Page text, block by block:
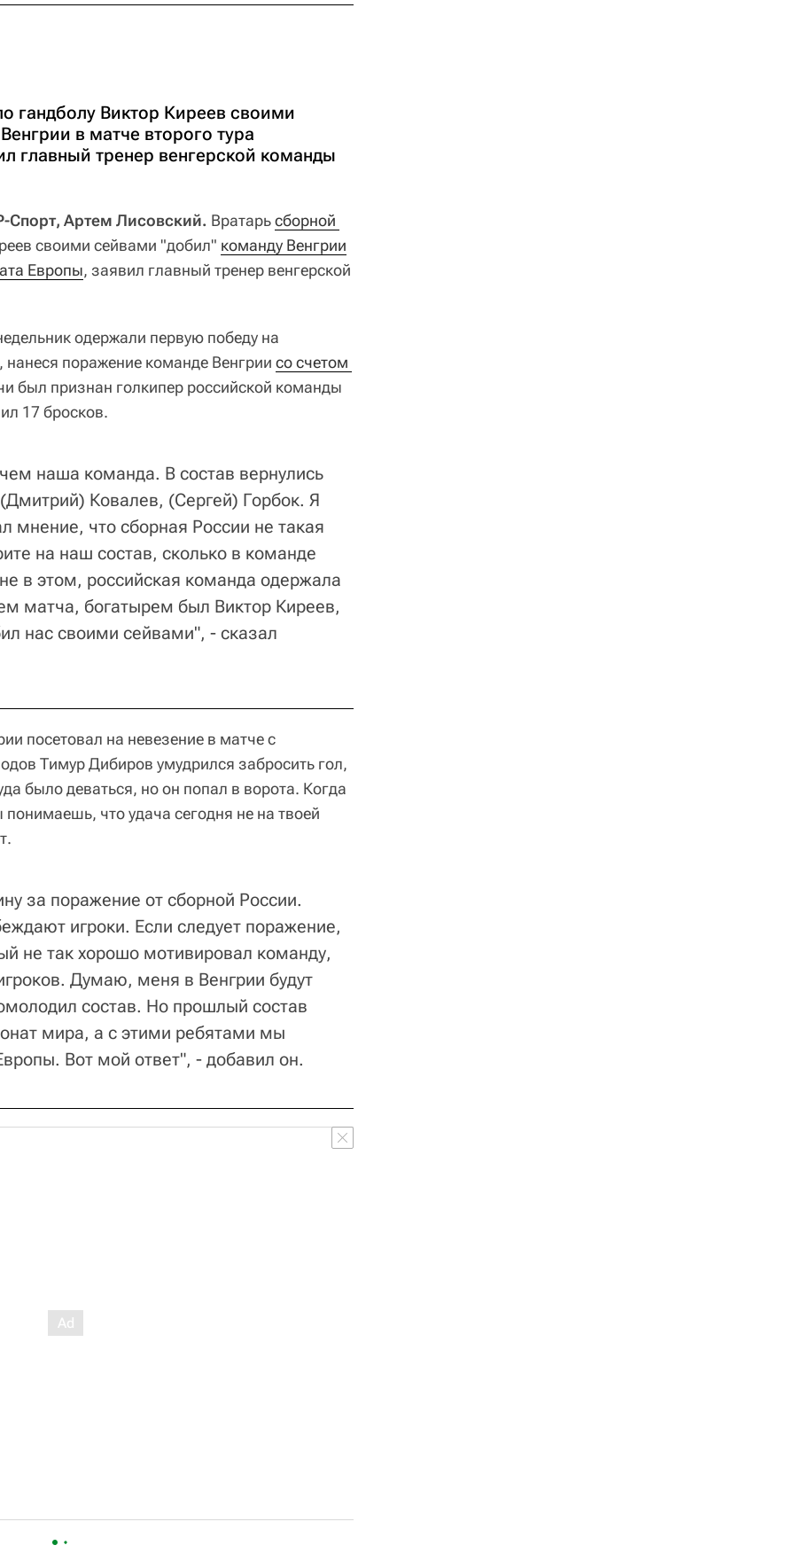
гандболу Виктор Киреев своими
в матче второго тура
главный тренер венгерской команды
Спорт, Артем Лисовский. Вратарьсборной
своими сейвами "добил" команду Венгрии
Европы, заявил главный тренер венгерской
одержали первую победу на
поражение команде Венгрии со счетом
был признан голкипер российской команды
17 бросков.
наша команда. В состав вернулись
Ковалев, (Сергей) Горбок. Я
мнение, что сборная России не такая
на наш состав, сколько в команде
в этом, российская команда одержала
матча, богатырем был Виктор Киреев,
нас своими сейвами", - сказал
посетовал на невезение в матче с
Тимур Дибиров умудрился забросить гол,
было деваться, но он попал в ворота. Когда
понимаешь, что удача сегодня не на твоей
за поражение от сборной России.
игроки. Если следует поражение,
не так хорошо мотивировал команду,
Думаю, меня в Венгрии будут
состав. Но прошлый состав
мира, а с этими ребятами мы
Вот мой ответ", - добавил он.